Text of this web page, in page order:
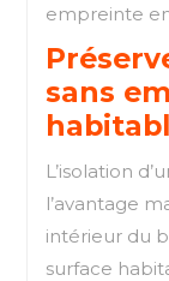
empreinte
sans
L’isolation
l’avantage
intérieur du
surface